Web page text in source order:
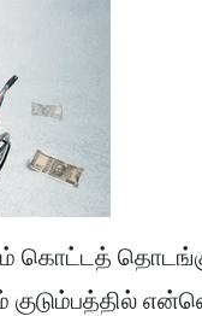
கொட்டத்
குடும்பத்தில்